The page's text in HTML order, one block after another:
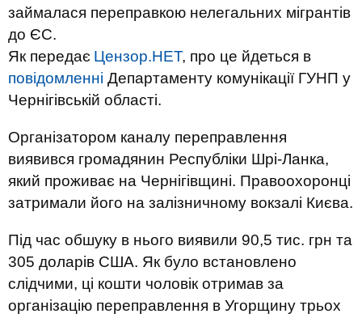
займалася переправкою нелегальних мігрантів
до ЄС.
Як передає Цензор.НЕТ, про це йдеться в
повідомленні Департаменту комунікації ГУНП у
Чернігівській області.
Організатором каналу переправлення
виявився громадянин Республіки Шрі-Ланка,
який проживає на Чернігівщині. Правоохоронці
затримали його на залізничному вокзалі Києва.
Під час обшуку в нього виявили 90,5 тис. грн та
305 доларів США. Як було встановлено
слідчими, ці кошти чоловік отримав за
організацію переправлення в Угорщину трьох